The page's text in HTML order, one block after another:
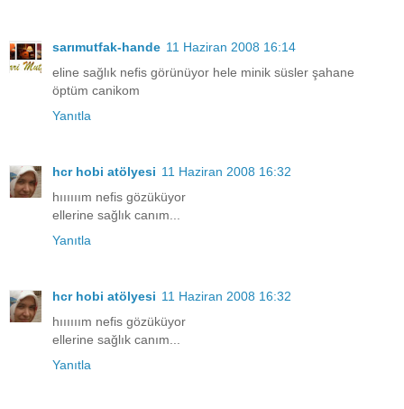
sarımutfak-hande 11 Haziran 2008 16:14
eline sağlık nefis görünüyor hele minik süsler şahane
öptüm canikom
Yanıtla
hcr hobi atölyesi 11 Haziran 2008 16:32
hıııııım nefis gözüküyor
ellerine sağlık canım...
Yanıtla
hcr hobi atölyesi 11 Haziran 2008 16:32
hıııııım nefis gözüküyor
ellerine sağlık canım...
Yanıtla